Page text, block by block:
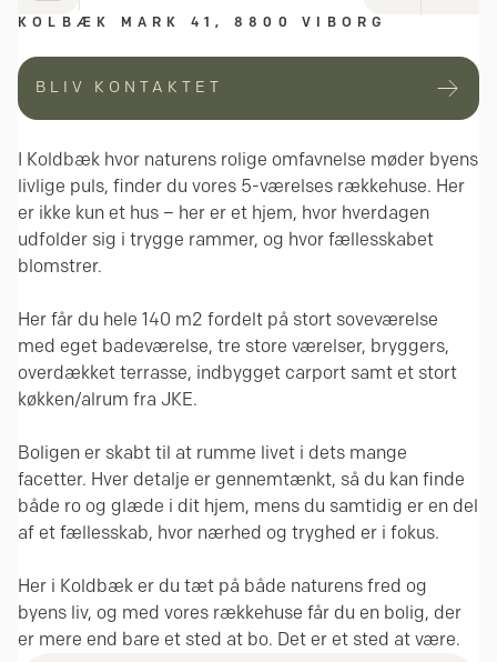
KOLBÆK MARK 41, 8800 VIBORG
BLIV KONTAKTET
I Koldbæk hvor naturens rolige omfavnelse møder byens
livlige puls, finder du vores 5-værelses rækkehuse. Her
er ikke kun et hus – her er et hjem, hvor hverdagen
udfolder sig i trygge rammer, og hvor fællesskabet
blomstrer.
Her får du hele 140 m2 fordelt på stort soveværelse
med eget badeværelse, tre store værelser, bryggers,
overdækket terrasse, indbygget carport samt et stort
køkken/alrum fra JKE.
Boligen er skabt til at rumme livet i dets mange
facetter. Hver detalje er gennemtænkt, så du kan finde
både ro og glæde i dit hjem, mens du samtidig er en del
af et fællesskab, hvor nærhed og tryghed er i fokus.
Her i Koldbæk er du tæt på både naturens fred og
byens liv, og med vores rækkehuse får du en bolig, der
er mere end bare et sted at bo. Det er et sted at være.